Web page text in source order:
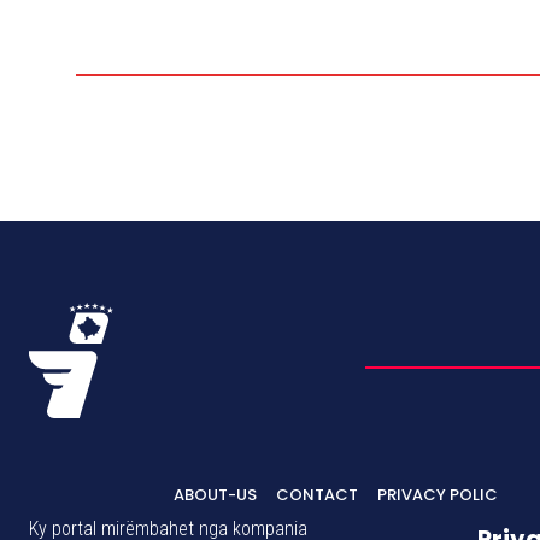
ABOUT-US CONTACT
PRIVACY POLIC
Ky portal mirëmbahet nga kompania